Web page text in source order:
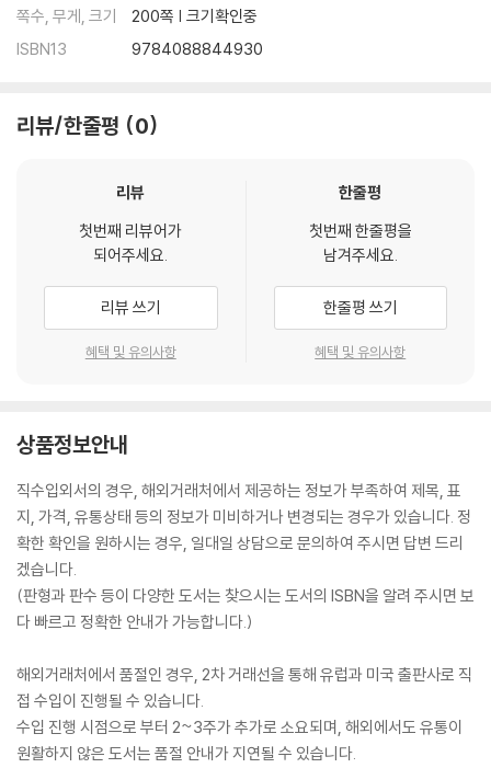
쪽수, 무게, 크기
200쪽 | 크기확인중
ISBN13
9784088844930
리뷰/한줄평 0
리뷰
첫번째 리뷰어가
되어주세요.
리뷰 쓰기
혜택 및 유의사항
한줄평
첫번째 한줄평을
남겨주세요.
한줄평 쓰기
혜택 및 유의사항
상품정보안내
직수입외서의 경우, 해외거래처에서 제공하는 정보가 부족하여 제목, 표
지, 가격, 유통상태 등의 정보가 미비하거나 변경되는 경우가 있습니다. 정
확한 확인을 원하시는 경우, 일대일 상담으로 문의하여 주시면 답변 드리
겠습니다.
(판형과 판수 등이 다양한 도서는 찾으시는 도서의 ISBN을 알려 주시면 보
다 빠르고 정확한 안내가 가능합니다.)
해외거래처에서 품절인 경우, 2차 거래선을 통해 유럽과 미국 출판사로 직
접 수입이 진행될 수 있습니다.
수입 진행 시점으로 부터 2~3주가 추가로 소요되며, 해외에서도 유통이
원활하지 않은 도서는 품절 안내가 지연될 수 있습니다.